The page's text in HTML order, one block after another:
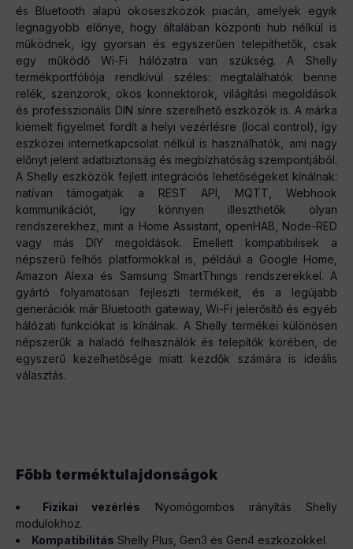
és Bluetooth alapú okoseszközök piacán, amelyek egyik
legnagyobb előnye, hogy általában központi hub nélkül is
működnek, így gyorsan és egyszerűen telepíthetők, csak
egy működő Wi-Fi hálózatra van szükség. A Shelly
termékportfóliója rendkívül széles: megtalálhatók benne
relék, szenzorok, okos konnektorok, világítási megoldások
és professzionális DIN sínre szerelhető eszközök is. A márka
kiemelt figyelmet fordít a helyi vezérlésre (local control), így
eszközei internetkapcsolat nélkül is használhatók, ami nagy
előnyt jelent adatbiztonság és megbízhatóság szempontjából.
A Shelly eszközök fejlett integrációs lehetőségeket kínálnak:
natívan támogatják a REST API, MQTT, Webhook
kommunikációt, így könnyen illeszthetők olyan
rendszerekhez, mint a Home Assistant, openHAB, Node-RED
vagy más DIY megoldások. Emellett kompatibilisek a
népszerű felhős platformokkal is, például a Google Home,
Amazon Alexa és Samsung SmartThings rendszerekkel. A
gyártó folyamatosan fejleszti termékeit, és a legújabb
generációk már Bluetooth gateway, Wi-Fi jelerősítő és egyéb
hálózati funkciókat is kínálnak. A Shelly termékei különösen
népszerűk a haladó felhasználók és telepítők körében, de
egyszerű kezelhetősége miatt kezdők számára is ideális
választás.
Főbb terméktulajdonságok
Fizikai vezérlés Nyomógombos irányítás Shelly
modulokhoz.
Kompatibilitás Shelly Plus, Gen3 és Gen4 eszközökkel.